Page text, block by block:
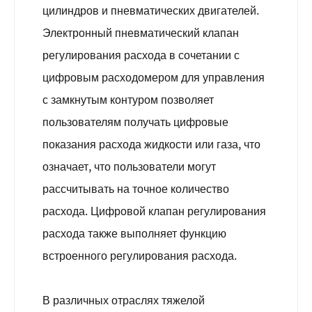
цилиндров и пневматических двигателей.
Электронный пневматический клапан
регулирования расхода в сочетании с
цифровым расходомером для управления
с замкнутым контуром позволяет
пользователям получать цифровые
показания расхода жидкости или газа, что
означает, что пользователи могут
рассчитывать на точное количество
расхода. Цифровой клапан регулирования
расхода также выполняет функцию
встроенного регулирования расхода.
В различных отраслях тяжелой